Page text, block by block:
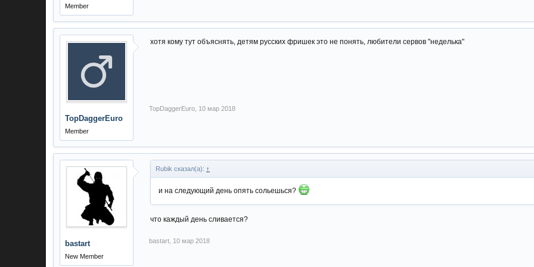
Member
TopDaggerEuro
Member
хотя кому тут объяснять, детям русских фришек это не понять, любители сервов "неделька"
TopDaggerEuro 10 мар 2018
bastart
New Member
Rubik сказал(а): ↑
и на следующий день опять сольешься?
что каждый день сливается?
bastart 10 мар 2018